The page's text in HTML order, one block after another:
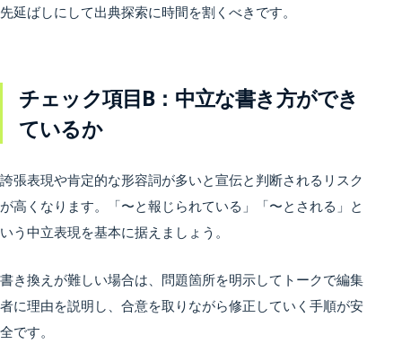
先延ばしにして出典探索に時間を割くべきです。
チェック項目B：中立な書き方ができ
ているか
誇張表現や肯定的な形容詞が多いと宣伝と判断されるリスク
が高くなります。「〜と報じられている」「〜とされる」と
いう中立表現を基本に据えましょう。
書き換えが難しい場合は、問題箇所を明示してトークで編集
者に理由を説明し、合意を取りながら修正していく手順が安
全です。